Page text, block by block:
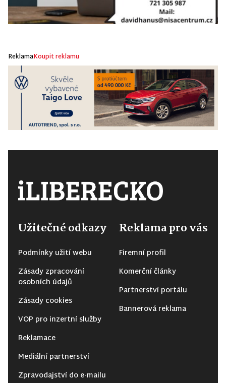
ReklamaKoupit reklamu
Užitečné odkazy
Podmínky užití webu
Zásady zpracování
osobních údajů
Zásady cookies
VOP pro inzertní služby
Reklamace
Mediální partnerství
Zpravodajství do e-mailu
Reklama pro vás
Firemní profil
Komerční články
Partnerství portálu
Bannerová reklama